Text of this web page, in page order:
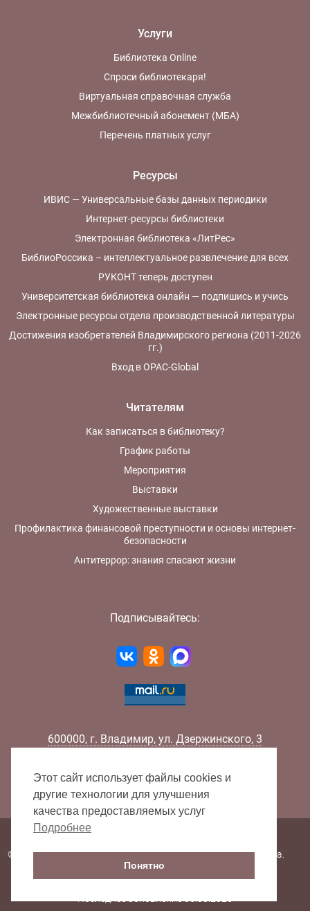
Услуги
Библиотека Online
Спроси библиотекаря!
Виртуальная справочная служба
Межбиблиотечный абонемент (МБА)
Перечень платных услуг
Ресурсы
ИВИС — Универсальные базы данных периодики
Интернет-ресурсы библиотеки
Электронная библиотека «ЛитРес»
БиблиоРоссика – интеллектуальное развлечение для всех
РУКОНТ теперь доступен
Университетская библиотека онлайн — подпишись и учись
Электронные ресурсы отдела производственной литературы
Достижения изобретателей Владимирского региона (2011-2026
гг.)
Вход в OPAC-Global
Читателям
Как записаться в библиотеку?
График работы
Мероприятия
Выставки
Художественные выставки
Профилактика финансовой преступности и основы интернет-
безопасности
Антитеррор: знания спасают жизни
Подписывайтесь:
600000, г. Владимир, ул. Дзержинского, 3
Факс:
+7 (4922) 32-52-88
E-mail:
info@lib33.ru
© 2000 - 2026 Владимирская областная научная библиотека.
Последнее обновление 06.08.2026
Этот сайт использует файлы cookies и
другие технологии для улучшения
качества предоставляемых услуг
Подробнее
Понятно